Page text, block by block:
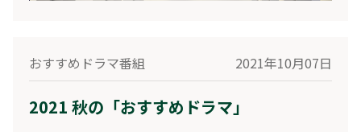
おすすめドラマ番組 2021年10月07日
2021 秋の「おすすめドラマ」